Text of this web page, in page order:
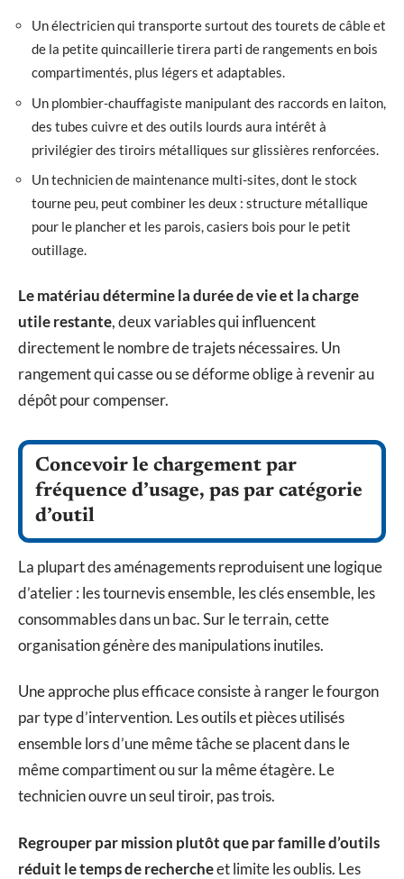
Un électricien qui transporte surtout des tourets de câble et
de la petite quincaillerie tirera parti de rangements en bois
compartimentés, plus légers et adaptables.
Un plombier-chauffagiste manipulant des raccords en laiton,
des tubes cuivre et des outils lourds aura intérêt à
privilégier des tiroirs métalliques sur glissières renforcées.
Un technicien de maintenance multi-sites, dont le stock
tourne peu, peut combiner les deux : structure métallique
pour le plancher et les parois, casiers bois pour le petit
outillage.
Le matériau détermine la durée de vie et la charge
utile restante, deux variables qui influencent
directement le nombre de trajets nécessaires. Un
rangement qui casse ou se déforme oblige à revenir au
dépôt pour compenser.
Concevoir le chargement par
fréquence d’usage, pas par catégorie
d’outil
La plupart des aménagements reproduisent une logique
d’atelier : les tournevis ensemble, les clés ensemble, les
consommables dans un bac. Sur le terrain, cette
organisation génère des manipulations inutiles.
Une approche plus efficace consiste à ranger le fourgon
par type d’intervention. Les outils et pièces utilisés
ensemble lors d’une même tâche se placent dans le
même compartiment ou sur la même étagère. Le
technicien ouvre un seul tiroir, pas trois.
Regrouper par mission plutôt que par famille d’outils
réduit le temps de rechercheet limite les oublis. Les